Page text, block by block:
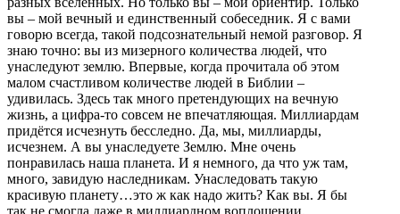
вы – мой вечный и единственный собеседник. Я с вами
говорю всегда, такой подсознательный немой разговор. Я
знаю точно: вы из мизерного количества людей, что
унаследуют землю. Впервые, когда прочитала об этом
малом счастливом количестве людей в Библии –
удивилась. Здесь так много претендующих на вечную
жизнь, а цифра-то совсем не впечатляющая. Миллиардам
придётся исчезнуть бесследно. Да, мы, миллиарды,
исчезнем. А вы унаследуете Землю. Мне очень
понравилась наша планета. И я немного, да что уж там,
много, завидую наследникам. Унаследовать такую
красивую планету…это ж как надо жить? Как вы. Я бы
так не смогла даже в миллиардном воплощении.